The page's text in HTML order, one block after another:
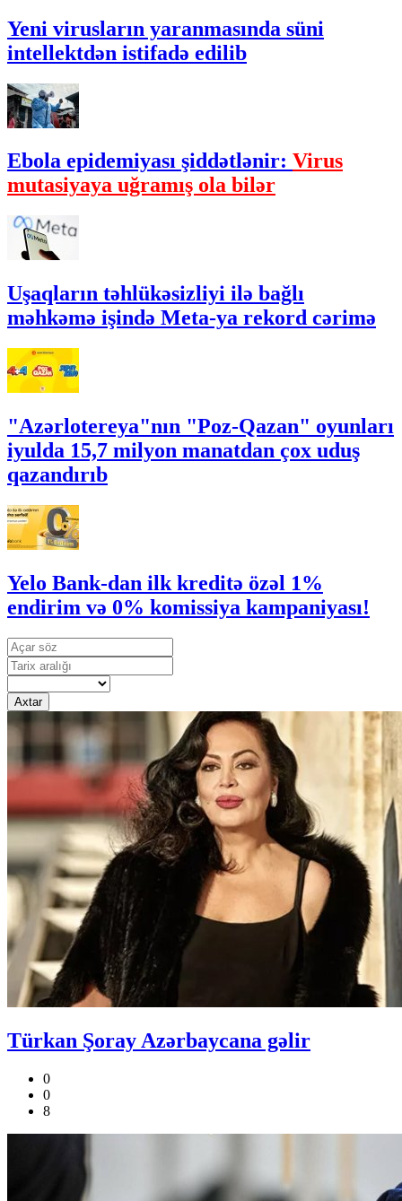
Yeni virusların yaranmasında süni
intellektdən istifadə edilib
Ebola epidemiyası şiddətlənir: Virus
mutasiyaya uğramış ola bilər
Uşaqların təhlükəsizliyi ilə bağlı
məhkəmə işində Meta-ya rekord cərimə
"Azərlotereya"nın "Poz-Qazan" oyunları
iyulda 15,7 milyon manatdan çox uduş
qazandırıb
Yelo Bank-dan ilk kreditə özəl 1%
endirim və 0% komissiya kampaniyası!
Axtar
Türkan Şoray Azərbaycana gəlir
0
0
8